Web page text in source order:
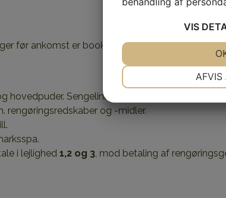
før ankomst er bookingen bindende.
hovedpuder. Sengelinned, håndklæder og
rengøringsredskaber og -midler.
i lejlighed 1,2 og 3, mod betaling af
VIS
AFVIS